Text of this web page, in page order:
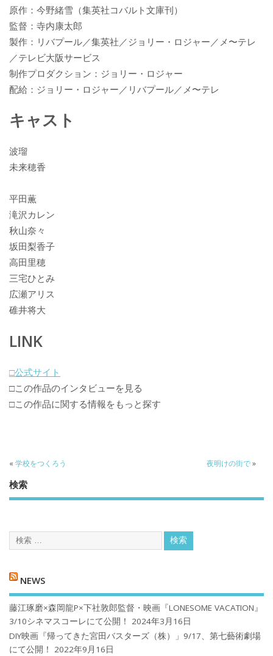
原作：今野緒雪（集英社コバルト文庫刊）
監督：寺内康太郎
製作：リバプール／集英社／ジョリー・ロジャー／メ〜テレ
／テレビ大阪サービス
制作プロダクション：ジョリー・ロジャー
配給：ジョリー・ロジャー／リバプール／メ〜テレ
キャスト
波瑠
未来穂香
平田薫
滝沢カレン
秋山奈々
坂田梨香子
高田里穂
三宅ひとみ
広瀬アリス
碓井将大
LINK
□公式サイト
□この作品のインタビューを見る
□この作品に関する情報をもっと探す
« 学校をつくろう 夜明けの街で»
検索
NEWS
藤江琢磨×森岡龍P×下社敦郎監督・映画『LONESOME VACATION』
3/10シネマスコーレにて公開！
2024年3月16日
DIY映画『帰ってきた宮田バスターズ（株）」9/17、第七藝術劇場
にて公開！
2022年9月16日